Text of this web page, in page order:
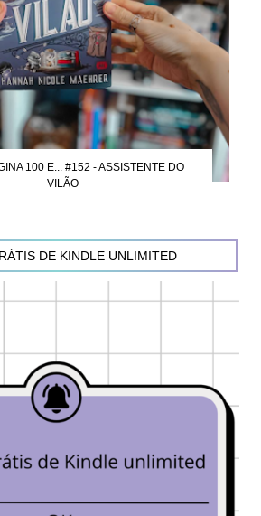
100 E... #152 - ASSISTENTE DO
VILÃO
DE KINDLE UNLIMITED